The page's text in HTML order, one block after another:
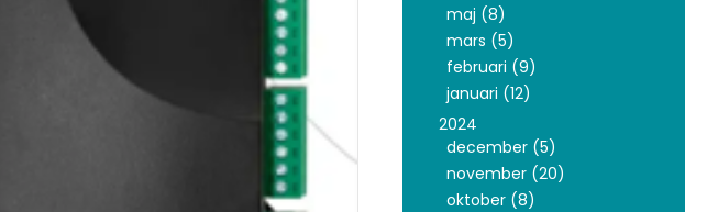
maj (8)
mars (5)
februari (9)
januari (12)
2024
december (5)
november (20)
oktober (8)